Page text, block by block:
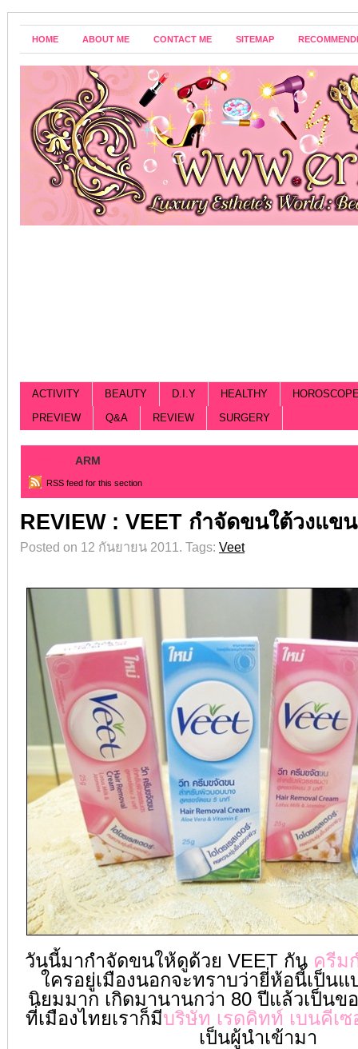
HOME ABOUT ME CONTACT ME SITEMAP
ACTIVITY BEAUTY D.I.Y HEALTHY
PREVIEW
Q&A REVIEW SURGERY
ARM
RSS feed for this section
REVIEW : VEET กำจัดขนใต้วงแข
Posted on 12 กันยายน 2011. Tags: Veet
วันนี้มากำจัดขนให้ดูด้วย VEET กัน ครีม
ใครอยู่เมืองนอกจะทราบว่ายี่ห้อนี้เป็น
นิยมมาก เกิดมานานกว่า 80 ปีแล้วเป็นข
ที่เมืองไทยเราก็มีบริษัท เรดคิทท์ เบนคีเซ
เป็นผู้นำเข้ามา